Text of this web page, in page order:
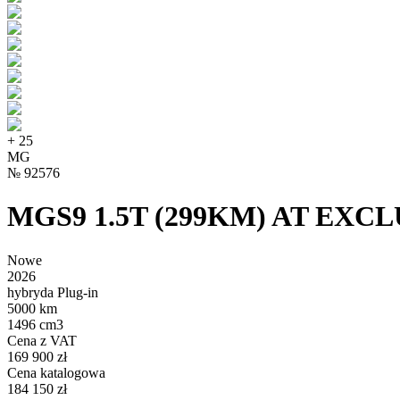
+ 25
MG
№ 92576
MGS9 1.5T (299KM) AT
Nowe
2026
hybryda Plug-in
5000 km
1496 cm3
Cena z VAT
169 900 zł
Cena katalogowa
184 150 zł